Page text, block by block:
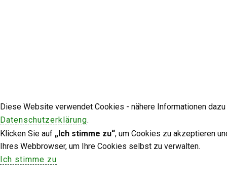
Diese Website verwendet Cookies - nähere Informationen
Datenschutzerklärung.
Klicken Sie auf „Ich stimme zu“, um Cookies zu akzeptieren
Ihres Webbrowser, um Ihre Cookies selbst zu verwalten.
Ich stimme zu